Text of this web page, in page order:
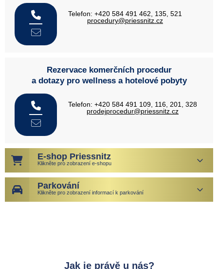
Telefon: +420 584 491 462, 135, 521
procedury@priessnitz.cz
Rezervace komerčních procedur
a dotazy pro wellness a hotelové pobyty
Telefon: +420 584 491 109, 116, 201, 328
prodejprocedur@priessnitz.cz
E-shop Priessnitz
Klikněte pro zobrazení e-shopu
Parkování
Klikněte pro zobrazení informací k parkování
Jak je právě u nás?